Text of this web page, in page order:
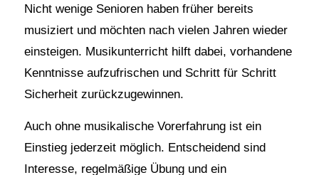
Nicht wenige Senioren haben früher bereits
musiziert und möchten nach vielen Jahren wieder
einsteigen. Musikunterricht hilft dabei, vorhandene
Kenntnisse aufzufrischen und Schritt für Schritt
Sicherheit zurückzugewinnen.
Auch ohne musikalische Vorerfahrung ist ein
Einstieg jederzeit möglich. Entscheidend sind
Interesse, regelmäßige Übung und ein